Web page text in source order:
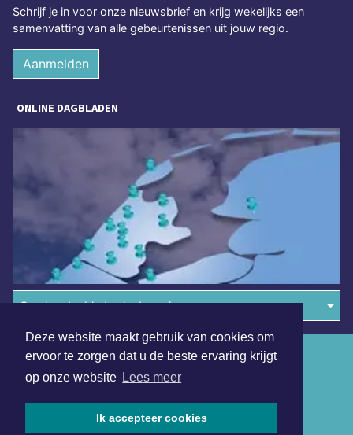
Deze website maakt gebruik van cookies om
ervoor te zorgen dat u de beste ervaring krijgt
op onze website Lees meer
Ik accepteer cookies
Schrijf je in voor onze nieuwsbrief en krijg wekelijks een
samenvatting van alle gebeurtenissen uit jouw regio.
Aanmelden
ONLINE DAGBLADEN
Overige dagbladen in de regio
Algemene voorwaarden
Disclaimer